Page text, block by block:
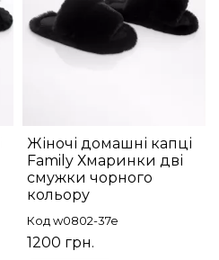
Жіночі домашні капці
Family Хмаринки дві
смужки чорного
кольору
Код w0802-37e
1200 грн.